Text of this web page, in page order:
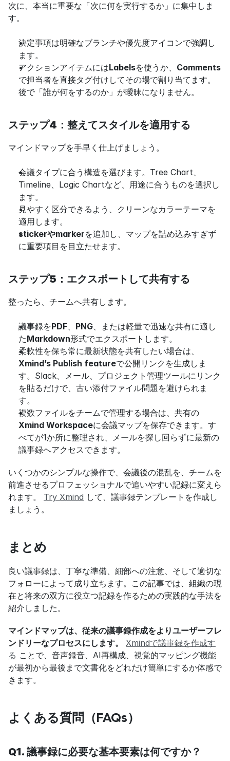
次に、本当に重要な「次に何を実行するか」に集中しま
す。
決定事項は明確なブランチや優先度アイコンで強調し
ます。
アクションアイテムにはLabelsを使うか、 Comments
で担当者を直接タグ付けしてその場で割り当てます。
後で「誰が何をするのか」が曖昧になりません。
ステップ4：整えてスタイルを適用する
マインドマップを手早く仕上げましょう。
会議タイプに合う構造を選びます。Tree Chart、
Timeline、Logic Chartなど、用途に合うものを選択し
ます。
見やすく区分できるよう、クリーンなカラーテーマを
適用します。
stickerやmarkerを追加し、マップを詰め込みすぎず
に重要項目を目立たせます。
ステップ5：エクスポートして共有する
整ったら、チームへ共有します。
議事録をPDF、 PNG、または軽量で迅速な共有に適し
たMarkdown形式でエクスポートします。
柔軟性を保ち常に最新状態を共有したい場合は、
Xmind’s Publish featureで公開リンクを生成しま
す。Slack、メール、プロジェクト管理ツールにリンク
を貼るだけで、古い添付ファイル問題を避けられま
す。
複数ファイルをチームで管理する場合は、共有の
Xmind Workspaceに会議マップを保存できます。す
べてが1か所に整理され、メールを探し回らずに最新の
議事録へアクセスできます。
いくつかのシンプルな操作で、会議後の混乱を、チームを
前進させるプロフェッショナルで追いやすい記録に変えら
れます。 Try Xmind して、議事録テンプレートを作成し
ましょう。
まとめ
良い議事録は、丁寧な準備、細部への注意、そして適切な
フォローによって成り立ちます。この記事では、組織の現
在と将来の双方に役立つ記録を作るための実践的な手法を
紹介しました。
マインドマップは、従来の議事録作成をよりユーザーフレ
ンドリーなプロセスにします。
Xmindで議事録を作成す
る ことで、音声録音、AI再構成、視覚的マッピング機能
が最初から最後まで文書化をどれだけ簡単にするか体感で
きます。
よくある質問（FAQs）
Q1. 議事録に必要な基本要素は何ですか？